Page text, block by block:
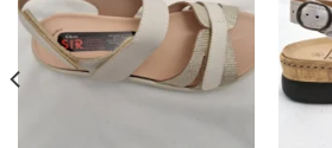
wishlist